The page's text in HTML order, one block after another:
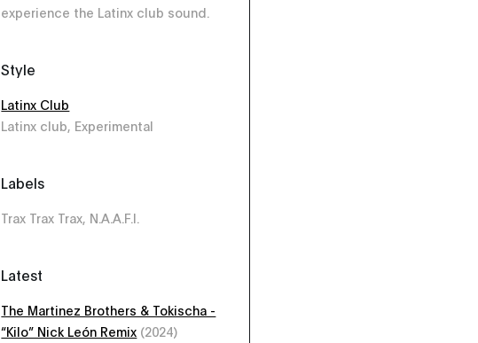
experience the Latinx club sound.
Style
Latinx Club
Latinx club, Experimental
Labels
Trax Trax Trax, N.A.A.F.I.
Latest
The Martinez Brothers & Tokischa -
“Kilo” Nick León Remix (2024)